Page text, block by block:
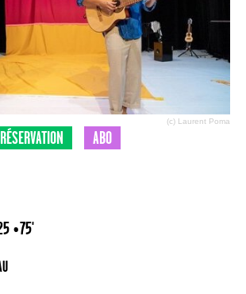
(c) Laurent Poma
RÉSERVATION ABO
• 75'